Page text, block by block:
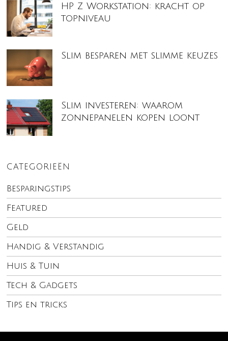
HP Z Workstation: kracht op
topniveau
Slim besparen met slimme keuzes
Slim investeren: waarom
zonnepanelen kopen loont
CATEGORIEËN
Besparingstips
Featured
Geld
Handig & Verstandig
Huis & Tuin
Tech & Gadgets
Tips en tricks